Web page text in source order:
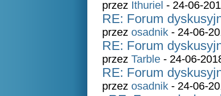
przez Ithuriel - 24-06-
RE: Forum
przez osadnik - 24-06-
RE: Forum
przez Tarble - 24-06-
RE: Forum
przez osadnik - 24-06-